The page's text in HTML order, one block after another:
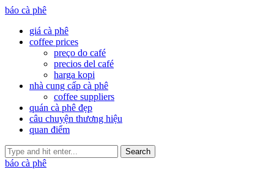
báo cà phê
giá cà phê
coffee prices
preço do café
precios del café
harga kopi
nhà cung cấp cà phê
coffee suppliers
quán cà phê đẹp
câu chuyện thương hiệu
quan điểm
Search
báo cà phê